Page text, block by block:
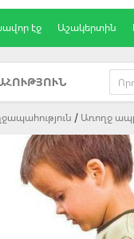
էջ Աշակերտին
Առողջ